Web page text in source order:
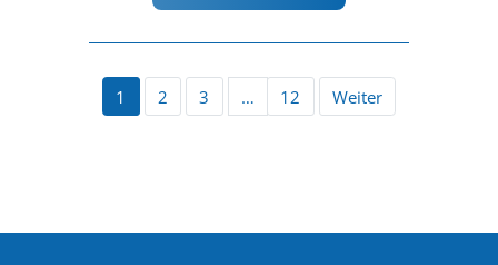
1 2 3 … 12 Weiter